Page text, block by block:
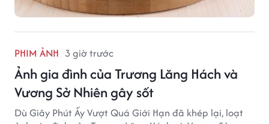
PHIM ẢNH 3 giờ trước
Ảnh gia đình của Trương Lăng Hách và
Vương Sở Nhiên gây sốt
Dù Giây Phút Ấy Vượt Quá Giới Hạn đã khép lại, loạt